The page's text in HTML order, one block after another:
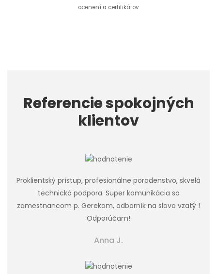
ocenení a certifikátov
Referencie spokojných
klientov
Proklientský prístup, profesionálne poradenstvo, skvelá
technická podpora. Super komunikácia so
zamestnancom p. Gerekom, odborník na slovo vzatý !
Odporúčam!
Anna J.